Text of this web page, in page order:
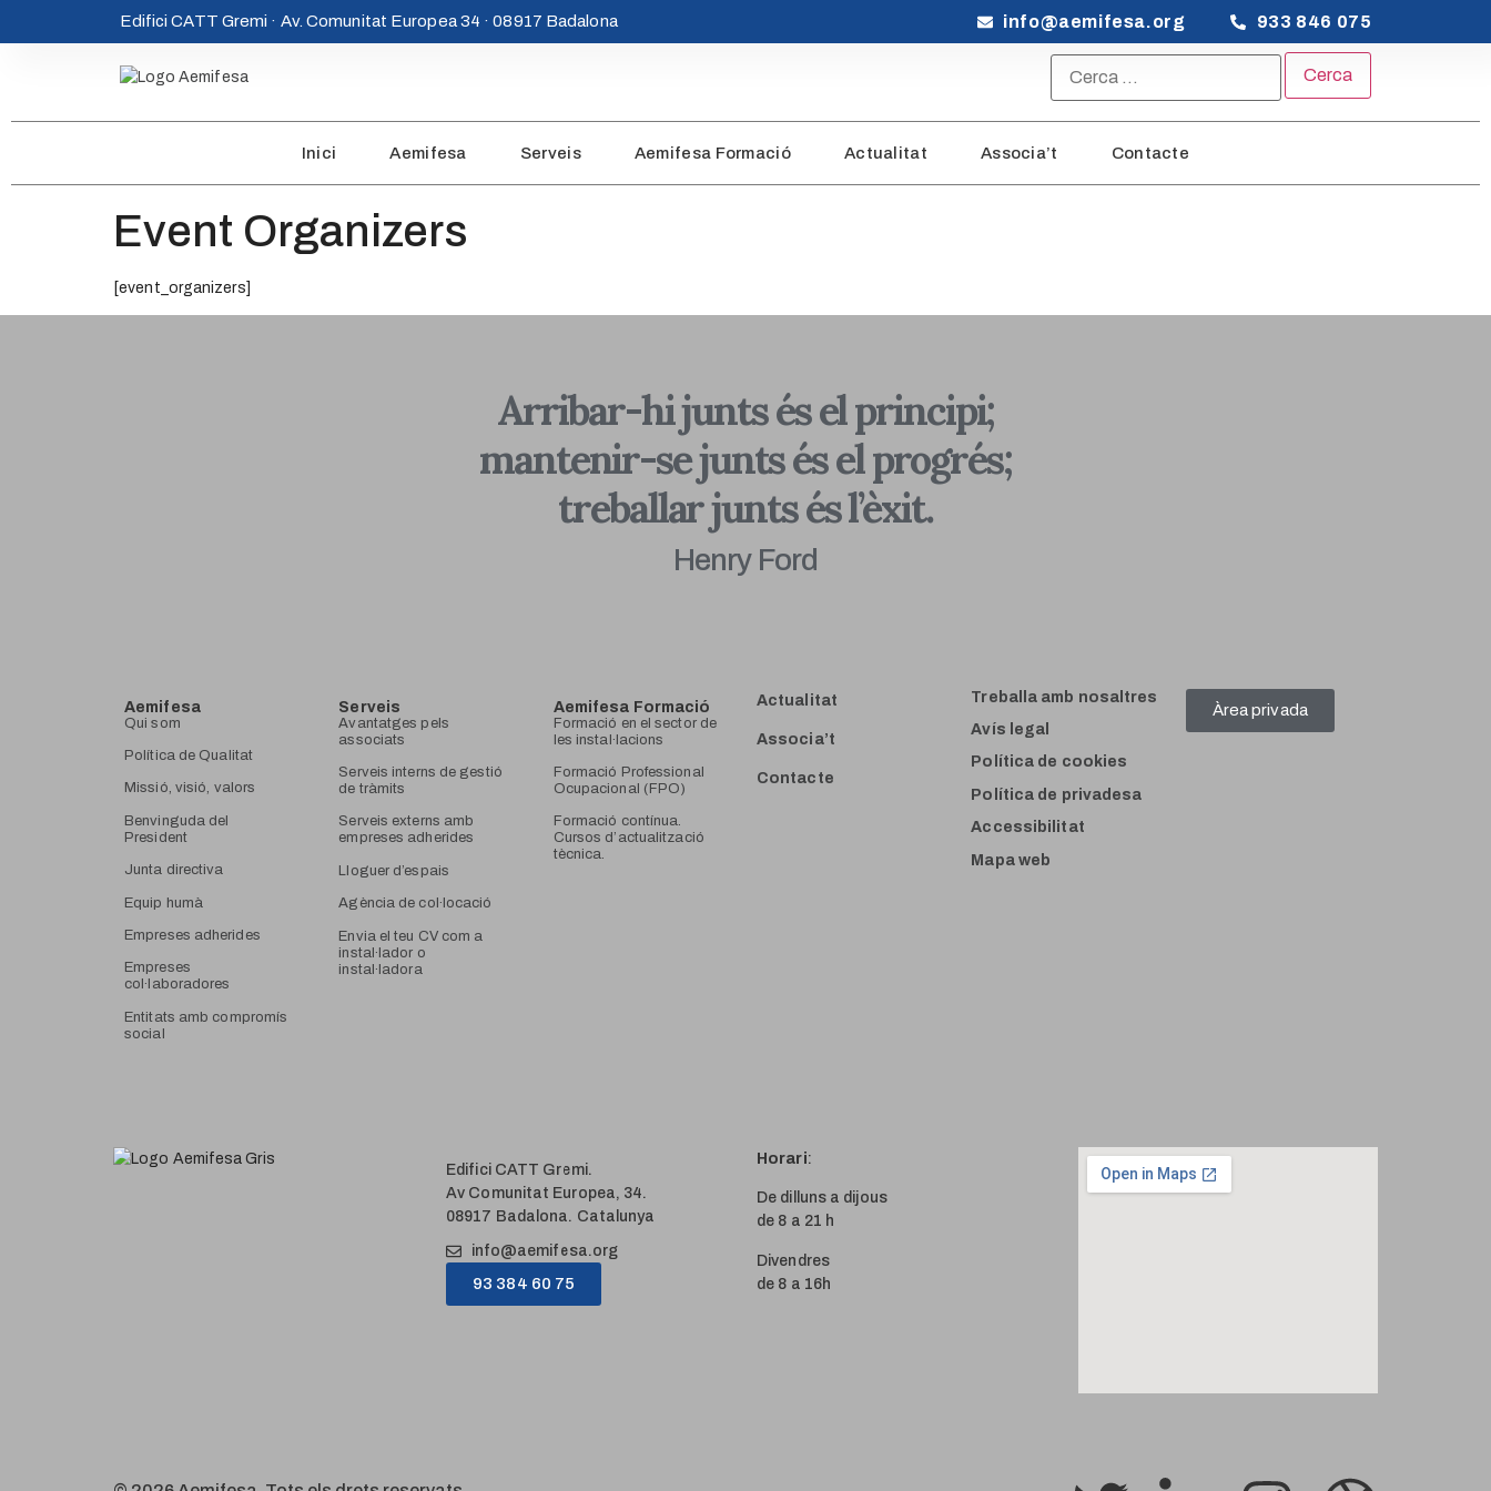
Edifici CATT Gremi · Av. Comunitat Europea 34 · 08917 Badalona info@aemifesa.org 933 846 075
Inici Aemifesa Serveis Aemifesa Formació Actualitat Associa’t Contacte
Event Organizers
[event_organizers]
Arribar-hi junts és el principi;
mantenir-se junts és el progrés;
treballar junts és l’èxit.
Henry Ford
Aemifesa
Qui som
Política de Qualitat
Missió, visió, valors
Benvinguda del
President
Junta directiva
Equip humà
Empreses adherides
Empreses
col·laboradores
Entitats amb compromís
social
Serveis
Avantatges pels
associats
Serveis interns de gestió
de tràmits
Serveis externs amb
empreses adherides
Lloguer d’espais
Agència de col·locació
Envia el teu CV com a
instal·lador o
instal·ladora
Aemifesa Formació
Formació en el sector de
les instal·lacions
Formació Professional
Ocupacional (FPO)
Formació contínua.
Cursos d’actualització
tècnica.
Actualitat
Associa’t
Contacte
Treballa amb nosaltres
Avís legal
Política de cookies
Política de privadesa
Accessibilitat
Mapa web
Àrea privada
Edifici CATT Gremi.
Av Comunitat Europea, 34.
08917 Badalona. Catalunya
info@aemifesa.org
93 384 60 75
Horari:
De dilluns a dijous
de 8 a 21 h
Divendres
de 8 a 16h